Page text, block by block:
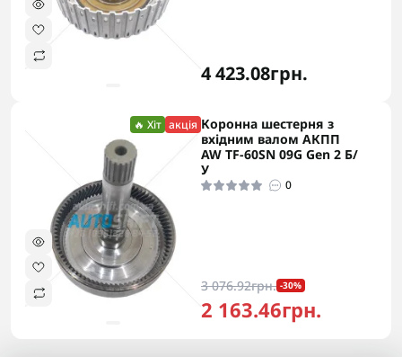
4 423.08грн.
🔥 Хіт акція Коронна шестерня з
вхідним валом АКПП
AW TF-60SN 09G Gen 2 Б/
У
0
3 076.92грн. -30%
2 163.46грн.